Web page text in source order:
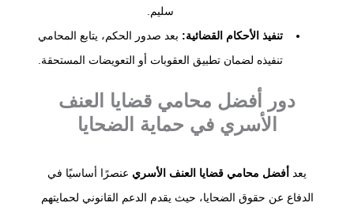
سليم.
تنفيذ الأحكام القضائية: بعد صدور الحكم، يتابع المحامي
تنفيذه لضمان تطبيق العقوبات أو التعويضات المستحقة.
دور أفضل محامي قضايا العنف
الأسري في حماية الضحايا
يعد أفضل محامي قضايا العنف الأسري عنصرًا أساسيًا في
الدفاع عن حقوق الضحايا، حيث يقدم الدعم القانوني لحمايتهم